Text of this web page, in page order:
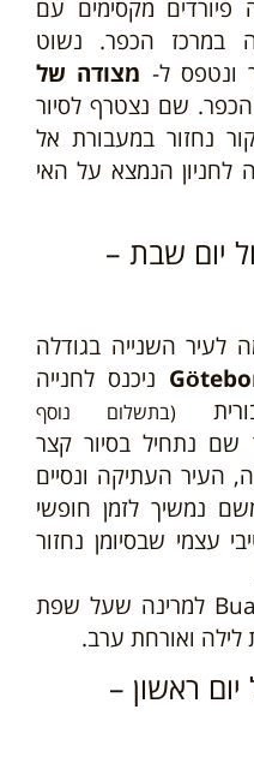
פיורדים מקסימים עם
במרכז הכפר. נשוט
ונטפס ל- מצודה של
שם נצטרף לסיור
נחזור במעבורת אל
לחניון הנמצא על האי
יום שבת –
לעיר השנייה בגודלה
ניכנס לחנייה
(בתשלום נוסף
שם נתחיל בסיור קצר
העיר העתיקה ונסיים
נמשיך לזמן חופשי
עצמי שבסיומן נחזור
Bua למרינה שעל שפת
לילה ואורחת ערב.
ראשון –